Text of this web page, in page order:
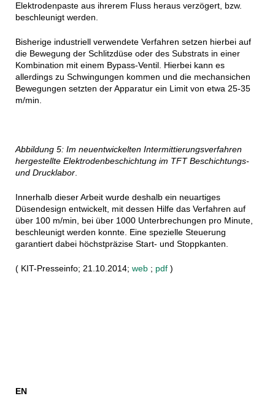
Elektrodenpaste aus ihrerem Fluss heraus verzögert, bzw.
beschleunigt werden.
Bisherige industriell verwendete Verfahren setzen hierbei auf
die Bewegung der Schlitzdüse oder des Substrats in einer
Kombination mit einem Bypass-Ventil. Hierbei kann es
allerdings zu Schwingungen kommen und die mechansichen
Bewegungen setzten der Apparatur ein Limit von etwa 25-35
m/min.
Abbildung 5: Im neuentwickelten Intermittierungsverfahren
hergestellte Elektrodenbeschichtung im TFT Beschichtungs-
und Drucklabor.
Innerhalb dieser Arbeit wurde deshalb ein neuartiges
Düsendesign entwickelt, mit dessen Hilfe das Verfahren auf
über 100 m/min, bei über 1000 Unterbrechungen pro Minute,
beschleunigt werden konnte. Eine spezielle Steuerung
garantiert dabei höchstpräzise Start- und Stoppkanten.
( KIT-Presseinfo; 21.10.2014; web ; pdf )
EN